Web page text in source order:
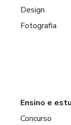
Design
Fotografia
Ensino e
Concurso